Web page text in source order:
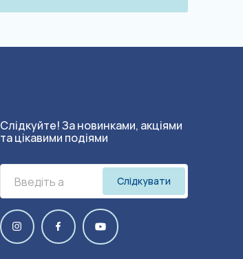
Слідкуйте! За новинками, акціями
та цікавими подіями
Слідкувати